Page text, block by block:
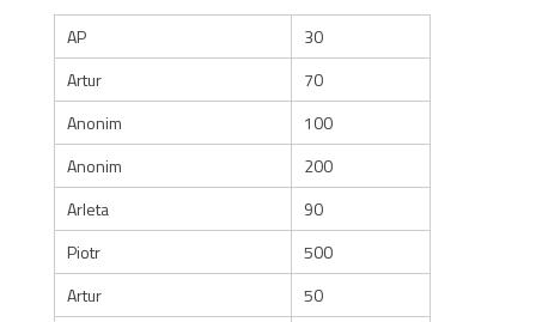
AP
30
Artur
70
Anonim
100
Anonim
200
Arleta
90
Piotr
500
Artur
50